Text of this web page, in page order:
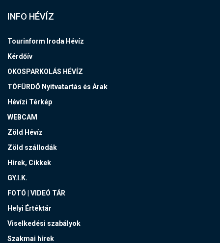
INFO HÉVÍZ
Tourinform Iroda Hévíz
Kérdőív
OKOSPARKOLÁS HÉVÍZ
TÓFÜRDŐ Nyitvatartás és Árak
Hévízi Térkép
WEBCAM
Zöld Hévíz
Zöld szállodák
Hírek, Cikkek
GY.I.K.
FOTÓ | VIDEÓ TÁR
Helyi Értéktár
Viselkedési szabályok
Szakmai hírek